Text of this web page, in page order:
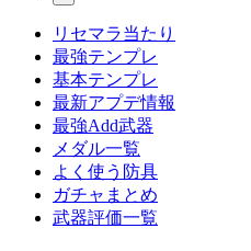
リセマラ当たり
最強テンプレ
基本テンプレ
最新アプデ情報
最強Add武器
メダル一覧
よく使う防具
ガチャまとめ
武器評価一覧